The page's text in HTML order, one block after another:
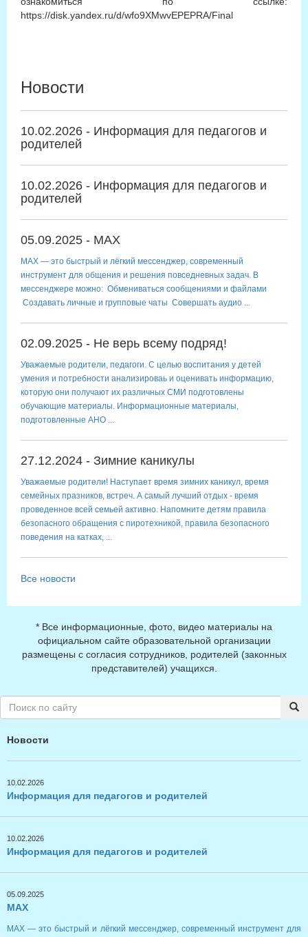
https://disk.yandex.ru/d/wfo9XMwvEPEPRA/Final
Новости
10.02.2026 - Информация для педагогов и
родителей
10.02.2026 - Информация для педагогов и
родителей
05.09.2025 - MAX
MAX — это быстрый и лёгкий мессенджер, современный
инструмент для общения и решения повседневных задач. В
мессенджере можно: Обмениваться сообщениями и файлами
Создавать личные и групповые чаты Совершать аудио ...
02.09.2025 - Не верь всему подряд!
Уважаемые родители, педагоги. С целью воспитания у детей
умения и потребности анализироваь и оценивать информацию,
которую они получают их различных СМИ подготовлены
обучающие материалы. Информационные материалы,
подготовленные АНО ...
27.12.2024 - Зимние каникулы
Уважаемые родители! Наступает время зимних каникул, время
семейных празников, встреч. А самый лучший отдых - время
проведенное всей семьей активно. Напомните детям правила
безопасного обращения с пиротехникой, правила безопасного
поведения на катках, ...
Все новости
* Все информационные, фото, видео материалы на
официальном сайте образовательной организации
размещены с согласия сотрудников, родителей (законных
представителей) учащихся.
Новости
10.02.2026
Информация для педагогов и родителей
10.02.2026
Информация для педагогов и родителей
05.09.2025
MAX
MAX — это быстрый и лёгкий мессенджер, современный инструмент для